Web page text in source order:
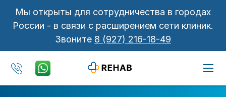
Мы открыты для сотрудничества в городах
России - в связи с расширением сети клиник.
Звоните 8 (927) 216-18-49